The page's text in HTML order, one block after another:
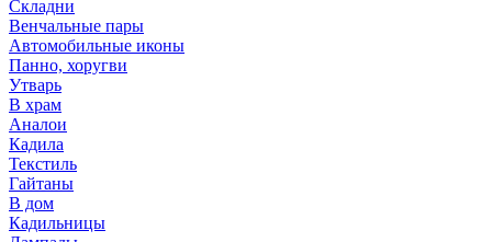
Складни
Венчальные пары
Автомобильные иконы
Панно, хоругви
Утварь
В храм
Аналои
Кадила
Текстиль
Гайтаны
В дом
Кадильницы